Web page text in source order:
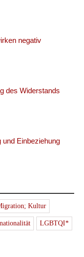
negativ
des Widerstands
und Einbeziehung
Kultur
LGBTQI*